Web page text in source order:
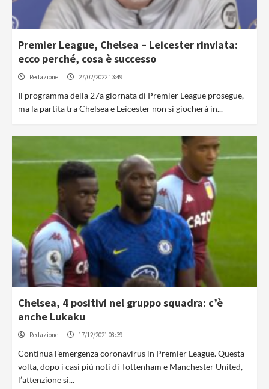
Premier League, Chelsea – Leicester rinviata:
ecco perché, cosa è successo
Redazione 27/02/2022 13:49
Il programma della 27a giornata di Premier League prosegue,
ma la partita tra Chelsea e Leicester non si giocherà in...
Chelsea, 4 positivi nel gruppo squadra: c’è
anche Lukaku
Redazione 17/12/2021 08:39
Continua l’emergenza coronavirus in Premier League. Questa
volta, dopo i casi più noti di Tottenham e Manchester United,
l’attenzione si...